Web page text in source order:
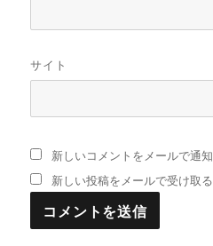
サイト
新しいコメントをメールで通知
新しい投稿をメールで受け取る